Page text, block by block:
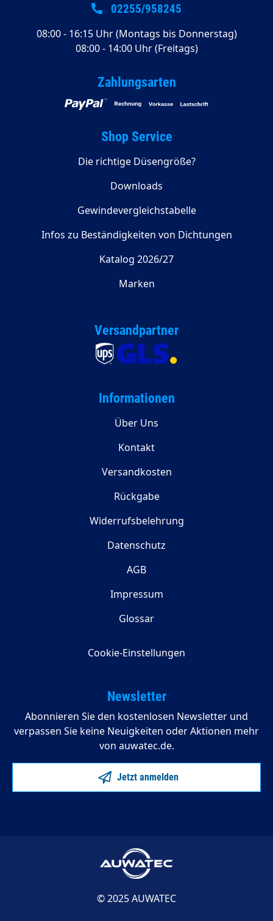
02255/958245
08:00 - 16:15 Uhr (Montags bis Donnerstag)
08:00 - 14:00 Uhr (Freitags)
Zahlungsarten
Shop Service
Die richtige Düsengröße?
Downloads
Gewindevergleichstabelle
Infos zu Beständigkeiten von Dichtungen
Katalog 2026/27
Marken
Versandpartner
Informationen
Über Uns
Kontakt
Versandkosten
Rückgabe
Widerrufsbelehrung
Datenschutz
AGB
Impressum
Glossar
Cookie-Einstellungen
Newsletter
Abonnieren Sie den kostenlosen Newsletter und
verpassen Sie keine Neuigkeiten oder Aktionen mehr
von auwatec.de.
Jetzt anmelden
© 2025 AUWATEC